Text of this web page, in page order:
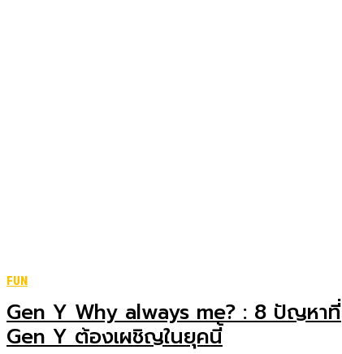
FUN
Gen Y Why always me? : 8 ปัญหาที่
Gen Y ต้องเผชิญในยุคนี้